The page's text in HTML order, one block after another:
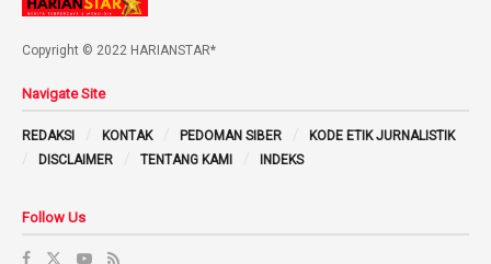
Copyright © 2022 HARIANSTAR*
Navigate Site
REDAKSI KONTAK PEDOMAN SIBER
KODE ETIK JURNALISTIK
DISCLAIMER
TENTANG KAMI INDEKS
Follow Us